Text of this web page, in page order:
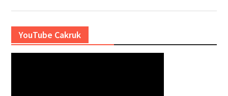
YouTube Cakruk